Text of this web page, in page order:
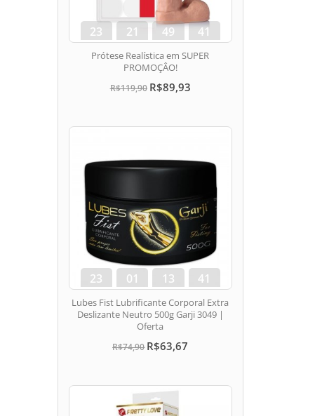
23
dias
21
hora
49
min
41
seg
Prótese Realística em SUPER
PROMOÇÂO!
R$119,90 R$89,93
23
dias
01
hora
13
min
41
seg
Lubes Fist Lubrificante Corporal Extra
Deslizante Neutro 500g Garji 3049 |
Oferta
R$74,90 R$63,67